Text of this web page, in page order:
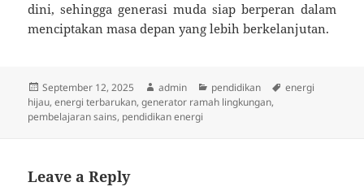
dini, sehingga generasi muda siap berperan dalam
menciptakan masa depan yang lebih berkelanjutan.
Posted
on
September 12, 2025 Author
admin Categories
pendidikan Tags
energi
hijau,energi terbarukan,generator ramah lingkungan,
pembelajaran sains, pendidikan energi
Leave a Reply